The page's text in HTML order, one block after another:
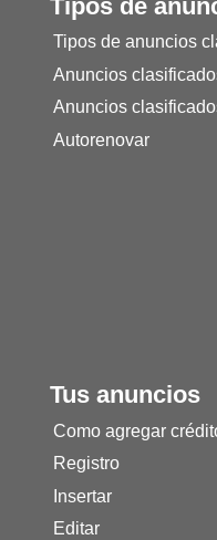
Tipos de
Tipos de anuncios
Anuncios
Anuncios
Autorenovar
Tus anuncios
Como agregar
Registro
Insertar
Editar